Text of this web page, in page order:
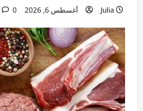
Julia أغسطس 6, 2026 0